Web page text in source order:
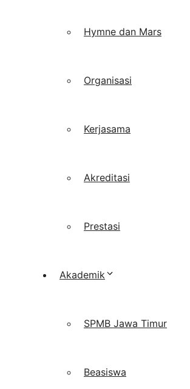
Hymne dan Mars
Organisasi
Kerjasama
Akreditasi
Prestasi
Akademik
SPMB Jawa Timur
Beasiswa